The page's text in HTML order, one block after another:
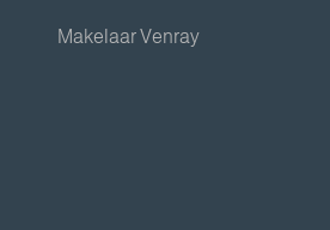
Makelaar Venray